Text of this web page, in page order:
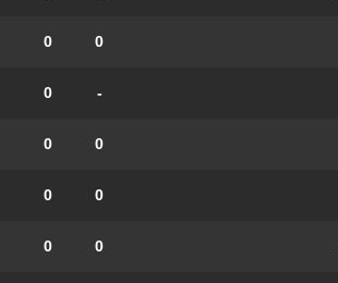
0
0
-
0
0
0
0
0
0
0